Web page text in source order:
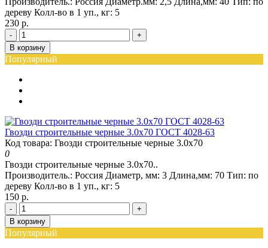
дереву Колл-во в 1 уп., кг: 5
230 р.
-
+
В корзину
Популярный
Гвозди строительные черные 3.0x70 ГОСТ 4028-63
Код товара: Гвозди строительные черные 3.0x70
0
Гвозди строительные черные 3.0x70..
Производитель.: Россия Диаметр, мм: 3 Длина,мм: 70 Тип: по
дереву Колл-во в 1 уп., кг: 5
150 р.
-
+
В корзину
Популярный